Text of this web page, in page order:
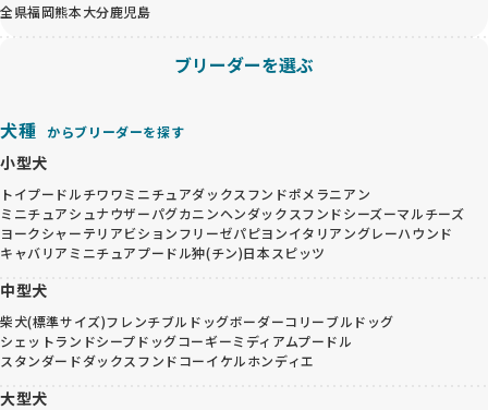
全県福岡熊本大分鹿児島
ブリーダーを選ぶ
犬種 からブリーダーを探す
小型犬
トイプードルチワワミニチュアダックスフンドポメラニアン
ミニチュアシュナウザーパグカニンヘンダックスフンドシーズーマルチーズ
ヨークシャーテリアビションフリーゼパピヨンイタリアングレーハウンド
キャバリア ミニチュアプードル狆(チン)日本スピッツ
中型犬
柴犬(標準サイズ)フレンチブルドッグボーダーコリーブルドッグ
シェットランドシープドッグコーギーミディアムプードル
スタンダードダックスフンドコーイケルホンディエ
大型犬